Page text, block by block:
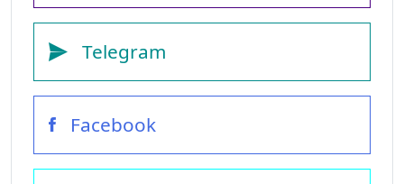
Telegram
Facebook